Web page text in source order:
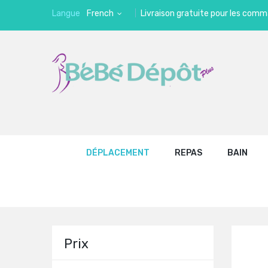
Langue French Livraison gratuite pour les
DÉPLACEMENT REPAS BAIN
Prix